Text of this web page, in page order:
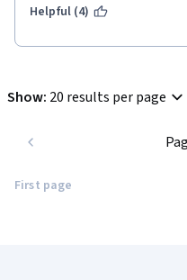
Helpful (4)
Show: 20 results per page
First page